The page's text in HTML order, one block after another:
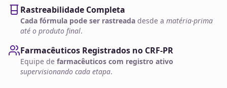
Rastreabilidade Completa
Cada fórmula pode ser rastreada desde a matéria-prima
até o produto final.
Farmacêuticos Registrados no CRF-PR
Equipe de farmacêuticos com registro ativo
supervisionando cada etapa.